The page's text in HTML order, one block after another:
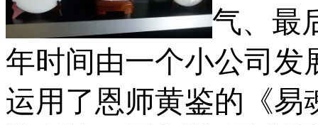
气、最
年时间由一个小公司发
运用了恩师黄鉴的《易